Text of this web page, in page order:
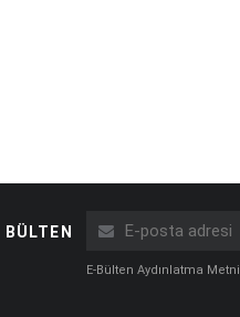
BÜLTEN
E-Bülten Aydınlatma Metni